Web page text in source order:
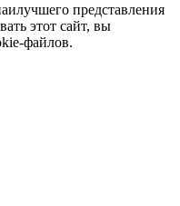
представления
этот сайт, вы
файлов.